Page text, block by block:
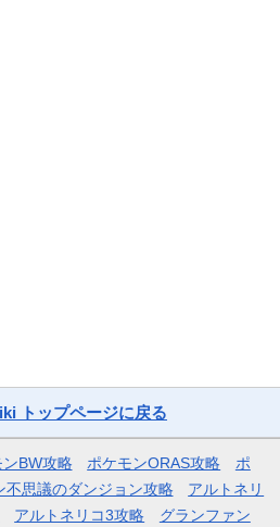
トップページに戻る
BW攻略 ポケモンORAS攻略
ポ
不思議のダンジョン攻略
アルトネリ
アルトネリコ3攻略
グランファン